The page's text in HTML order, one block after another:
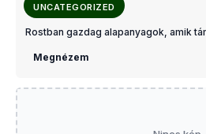
UNCATEGORIZED
Rostban gazdag alapanyagok, amik
Megnézem